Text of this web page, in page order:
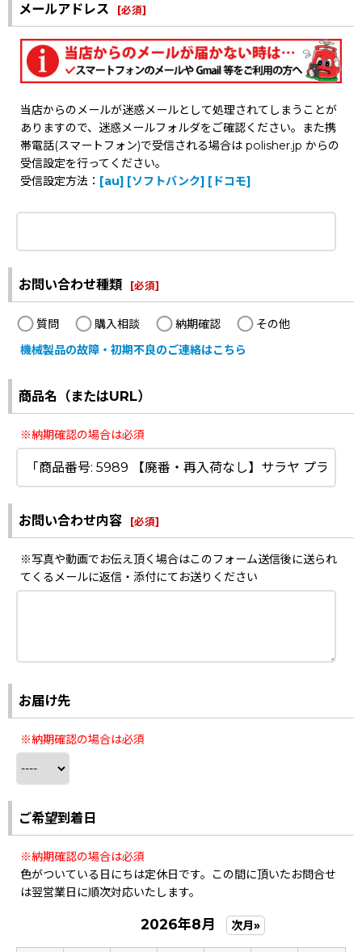
メールアドレス [必須]
当店からのメールが迷惑メールとして処理されてしまうことが
ありますので、迷惑メールフォルダをご確認ください。また携
帯電話(スマートフォン)で受信される場合は polisher.jp からの
受信設定を行ってください。
受信設定方法： [au] [ソフトバンク] [ドコモ]
お問い合わせ種類 [必須]
質問 購入相談 納期確認
その他
機械製品の故障・初期不良のご連絡はこちら
商品名（またはURL）
※納期確認の場合は必須
お問い合わせ内容 [必須]
※写真や動画でお伝え頂く場合はこのフォーム送信後に送られ
てくるメールに返信・添付にてお送りください
お届け先
※納期確認の場合は必須
ご希望到着日
※納期確認の場合は必須
色がついている日にちは定休日です。この間に頂いたお問合せ
は翌営業日に順次対応いたします。
2026年8月 次月»